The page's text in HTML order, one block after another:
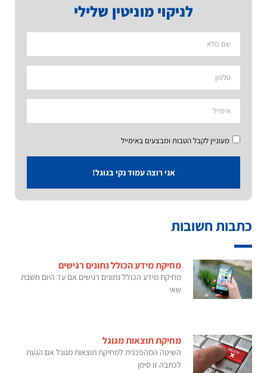
לניקוי מוניטין שלילי
מעוניין לקבל הטבות ומבצעים באימייל
אני רוצה עמוד נקי בגוגל!
כתבות חשובות
מחיקת מידע הכולל נתונים רגישים
מחיקת מידע הכולל נתונים רגישים אם עד היום חשבת
שאי
מחיקת תוצאות מגוגל
השיטה המהפכנית למחיקת תוצאות מגוגל אם הגעת
לכתבה זו סימן